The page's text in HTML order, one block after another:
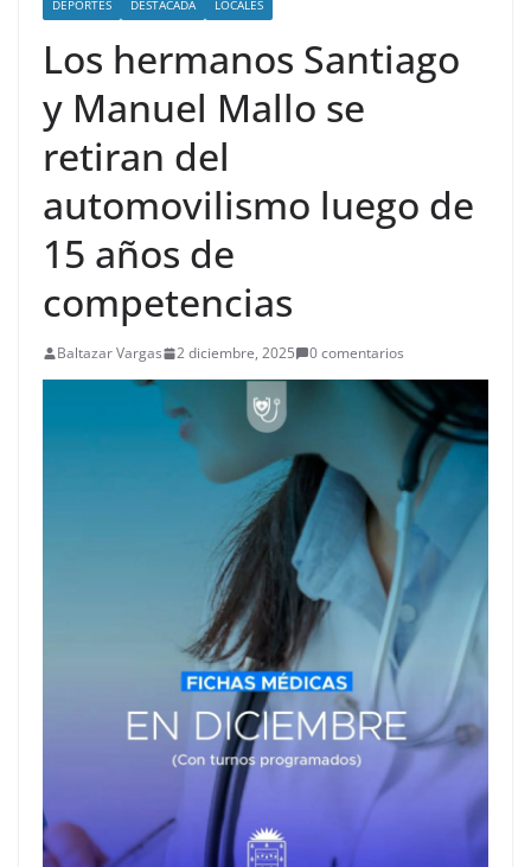
DEPORTES DESTACADA LOCALES
Los hermanos Santiago
y Manuel Mallo se
retiran del
automovilismo luego de
15 años de
competencias
Baltazar Vargas 2 diciembre, 2025 0 comentarios